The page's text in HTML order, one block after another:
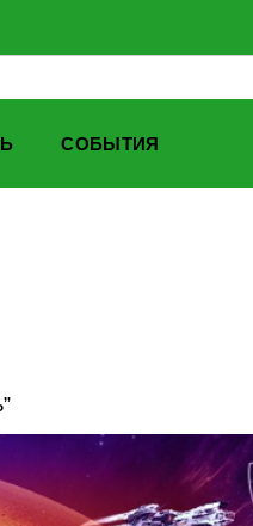
СОБЫТИЯ